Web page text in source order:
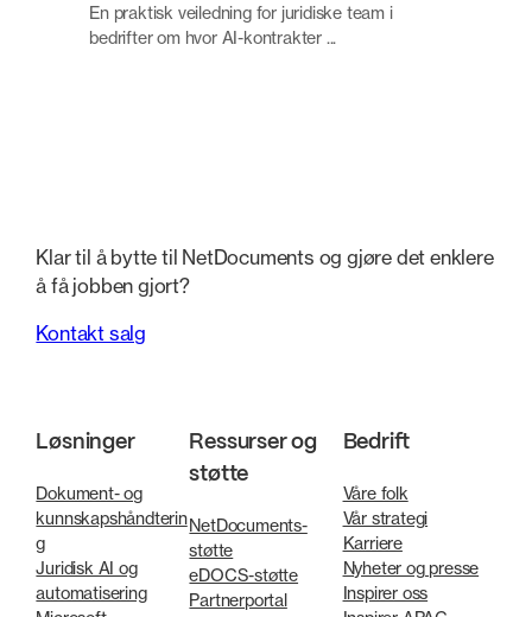
En praktisk veiledning for juridiske team i
bedrifter om hvor AI-kontrakter ...
Klar til å bytte til NetDocuments og gjøre det enklere
å få jobben gjort?
Kontakt salg
Løsninger
Dokument- og
kunnskapshåndterin
g
Juridisk AI og
automatisering
Ressurser og
støtte
NetDocuments-
støtte
eDOCS-støtte
Partnerportal
Bedrift
Våre folk
Vår strategi
Karriere
Nyheter og presse
Inspirer oss